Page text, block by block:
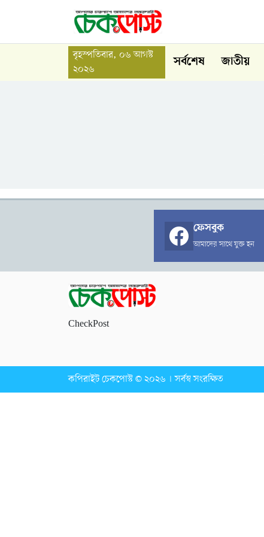
বৃহস্পতিবার, ০৬ আগস্ট
২০২৬
সর্বশেষ জাতীয়
ফেসবুক
আমাদের সাথে যুক্ত হন
CheckPost
কপিরাইট চেকপোস্ট © ২০২৬ । সর্বস্ব সংরক্ষিত